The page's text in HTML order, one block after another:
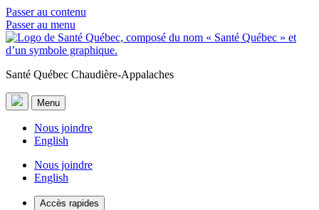
Passer au contenu
Passer au menu
Santé Québec Chaudière-Appalaches
Menu
Nous joindre
English
Nous joindre
English
Accès rapides